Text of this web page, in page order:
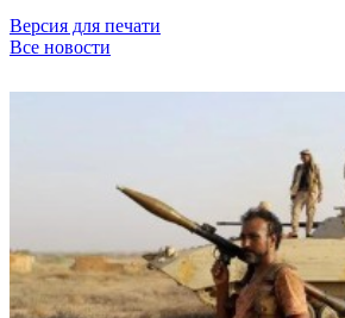
Версия для печати
Все новости